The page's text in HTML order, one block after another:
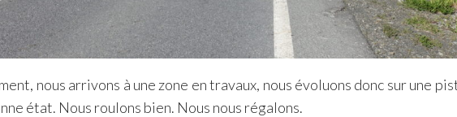
nous arrivons à une zone en travaux, nous évoluons donc sur une
état. Nous roulons bien. Nous nous régalons.